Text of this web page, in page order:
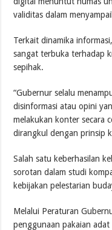
validitas dalam
Terkait dinamika
sangat terbuka terhadap
sepihak.
“Gubernur selalu
disinformasi atau opini
melakukan konter secara
dirangkul dengan prinsip
Salah satu keberhasilan
sorotan dalam studi
kebijakan pelestarian
Melalui Peraturan
penggunaan pakaian adat